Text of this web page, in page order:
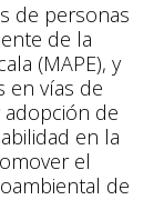
de personas
de la
(MAPE), y
en vías de
de
en la
el
de